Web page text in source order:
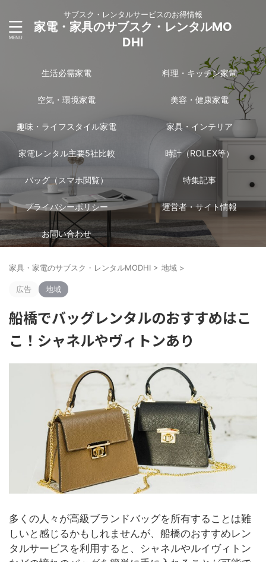
サブスク・レンタルサービスのお得情報
家電・家具のサブスク・レンタルMO
DHI
生活必需家電 料理・キッチン家電
空気・環境家電 美容・健康家電
趣味・ライフスタイル家電 家具・インテリア
家電レンタル主要5社比較 時計（ROLEX等）
バッグ（スマホ閲覧） 特集記事
プライバシーポリシー 運営者・サイト情報
お問い合わせ
家具・家電のサブスク・レンタルMODHI > 地域 >
広告 地域
船橋でバッグレンタルのおすすめはこ
こ！シャネルやヴィトンあり
多くの人々が高級ブランドバッグを所有することは難
しいと感じるかもしれませんが、船橋のおすすめレン
タルサービスを利用すると、シャネルやルイヴィトン